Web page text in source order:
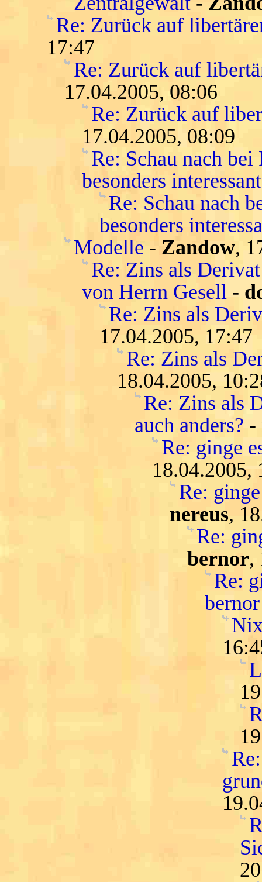
Re: Zurück auf
17:47
Re: Zurück auf
17.04.2005, 08:06
Re: Zurück auf
17.04.2005, 08:09
Re: Schau nach
besonders interessant
Re: Schau nach
besonders
Modelle - Zandow,
Re: Zins als
von Herrn Gesell -
Re: Zins als
17.04.2005, 17:47
Re: Zins als
18.04.2005,
Re: Zins als
auch anders? -
Re: ginge
18.04.2005,
Re:
nereus,
Re:
bernor,
Re:
bernor